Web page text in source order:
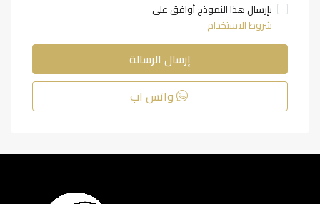
بإرسال هذا النموذج أوافق على
شروط الاستخدام
إرسال الرسالة
واتس اب